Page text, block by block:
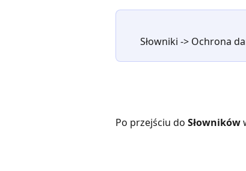
Słowniki -> Ochrona
Po przejściu do Słowników